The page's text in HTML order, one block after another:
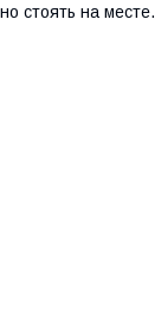
стоять на месте.